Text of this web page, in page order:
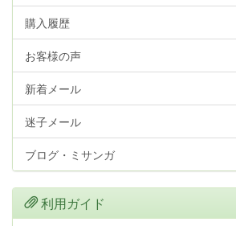
購入履歴
お客様の声
新着メール
迷子メール
ブログ・ミサンガ
利用ガイド